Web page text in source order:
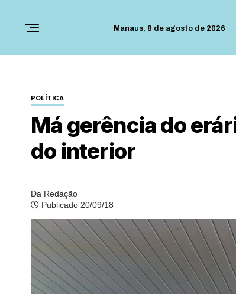
Manaus, 8 de agosto de 2026
POLÍTICA
Má gerência do
do interior
Da Redação
Publicado 20/09/18